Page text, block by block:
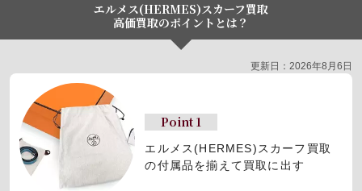
エルメス(HERMES)スカーフ買取
高価買取のポイントとは？
更新日：2026年8月6日
Point 1
エルメス(HERMES)スカーフ買取
の付属品を揃えて買取に出す